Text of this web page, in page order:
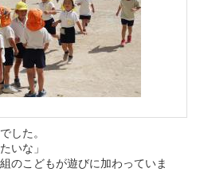
した。
いな」
のこどもが遊びに加わっていま